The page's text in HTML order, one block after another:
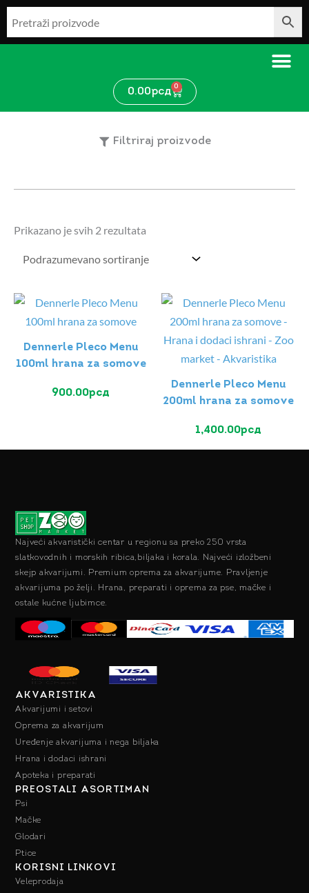
Pređi
sadržaj
0.00рсд 0
Cart
Filtriraj proizvode
Prikazano je svih 2 rezultata
Dennerle Pleco Menu
100ml hrana za somove
900.00рсд
Dennerle Pleco Menu
200ml hrana za somove
1,400.00рсд
Najveći akvaristički centar u regionu sa preko 250 vrsta
slatkovodnih i morskih ribica,biljaka i korala. Najveći izložbeni
skejp akvarijumi. Premium oprema za akvarijume. Pravljenje
akvarijuma po želji. Hrana, preparati i oprema za pse, mačke i
ostale kućne ljubimce.
AKVARISTIKA
Akvarijumi i setovi
Oprema za akvarijum
Uređenje akvarijuma i nega biljaka
Hrana i dodaci ishrani
Apoteka i preparati
PREOSTALI ASORTIMAN
Psi
Mačke
Glodari
Ptice
KORISNI LINKOVI
Veleprodaja